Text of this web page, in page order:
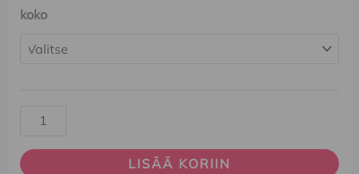
koko
LISÄÄ KORIIN